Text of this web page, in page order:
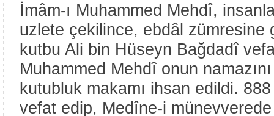
İmâm-ı Muhammed Mehdî,
uzlete çekilince, ebdâl zümresine
kutbu Ali bin Hüseyn Bağdadî
Muhammed Mehdî onun
kutubluk makamı ihsan edildi.
vefat edip, Medîne-i